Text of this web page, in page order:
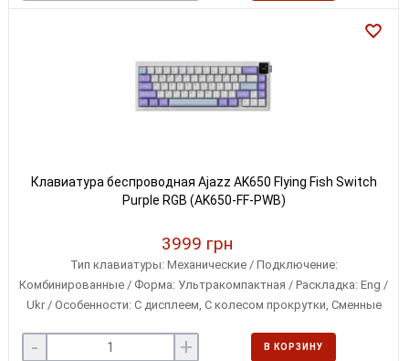
Клавиатура беспроводная Ajazz AK650 Flying Fish Switch
Purple RGB (AK650-FF-PWB)
3999 грн
Тип клавиатуры: Механические / Подключение:
Комбинированные / Форма: Ультракомпактная / Раскладка: Eng /
Ukr / Особенности: С дисплеем, С колесом прокрутки, Сменные
- + В КОРЗИНУ